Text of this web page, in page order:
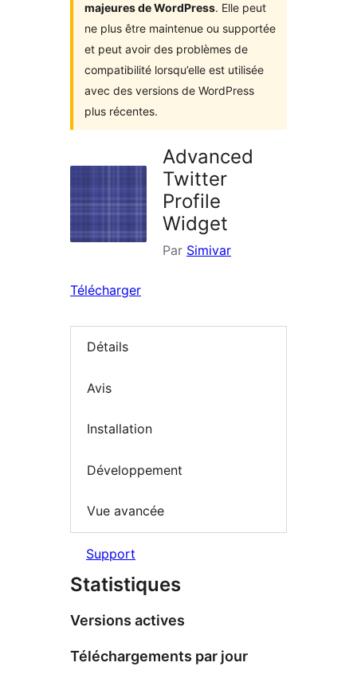
majeures de WordPress. Elle peut
ne plus être maintenue ou supportée
et peut avoir des problèmes de
compatibilité lorsqu’elle est utilisée
avec des versions de WordPress
plus récentes.
Advanced
Twitter
Profile
Widget
Par Simivar
Télécharger
Détails
Avis
Installation
Développement
Vue avancée
Support
Statistiques
Versions actives
Téléchargements par jour